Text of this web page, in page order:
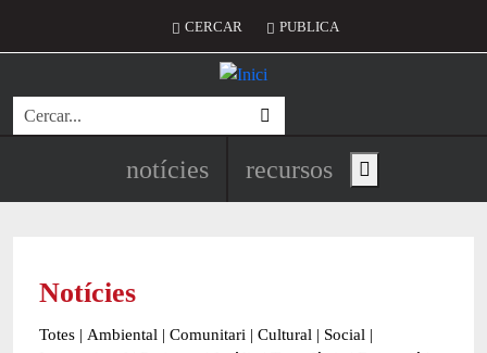
Menú del compte d'usuari
CERCAR PUBLICA
Cerca
Navegació principal de
notícies recursos Show main menu
Notícies
Totes | Ambiental | Comunitari | Cultural | Social |